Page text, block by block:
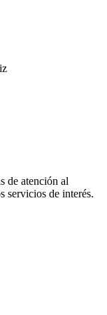
de atención al
servicios de interés.